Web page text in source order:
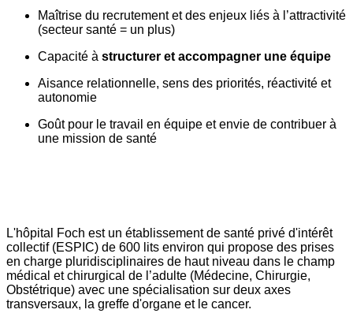
Maîtrise du recrutement et des enjeux liés à l’attractivité
(secteur santé = un plus)
Capacité à structurer et accompagner une équipe
Aisance relationnelle, sens des priorités, réactivité et
autonomie
Goût pour le travail en équipe et envie de contribuer à
une mission de santé
L'hôpital Foch est un établissement de santé privé d'intérêt
collectif (ESPIC) de 600 lits environ qui propose des prises
en charge pluridisciplinaires de haut niveau dans le champ
médical et chirurgical de l’adulte (Médecine, Chirurgie,
Obstétrique) avec une spécialisation sur deux axes
transversaux, la greffe d'organe et le cancer.